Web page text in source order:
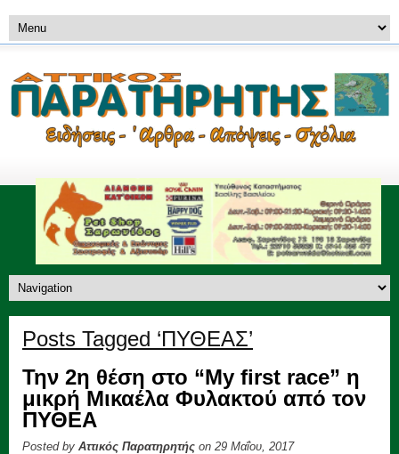
Posts Tagged ‘ΠΥΘΕΑΣ’
Την 2η θέση στο “My first race” η
μικρή Μικαέλα Φυλακτού από τον
ΠΥΘΕΑ
Posted by Αττικός Παρατηρητής on 29 Μαΐου, 2017